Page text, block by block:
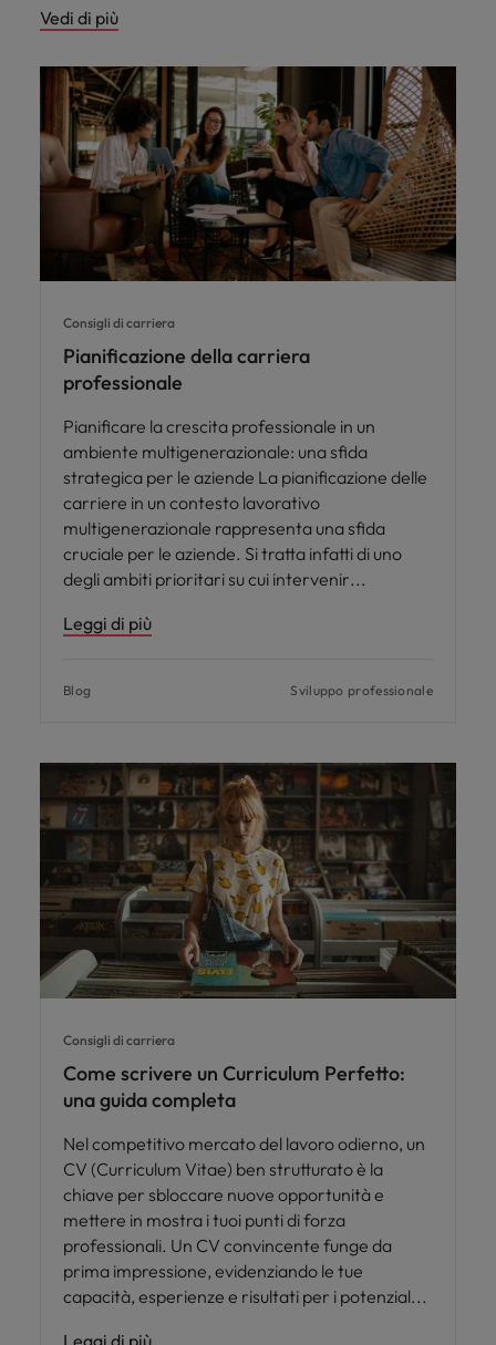
Vedi di più
Consigli di carriera
Pianificazione della carriera
professionale
Pianificare la crescita professionale in un
ambiente multigenerazionale: una sfida
strategica per le aziende La pianificazione delle
carriere in un contesto lavorativo
multigenerazionale rappresenta una sfida
cruciale per le aziende. Si tratta infatti di uno
degli ambiti prioritari su cui intervenir
Leggi di più
Blog Sviluppo professionale
Consigli di carriera
Come scrivere un Curriculum Perfetto:
una guida completa
Nel competitivo mercato del lavoro odierno, un
CV (Curriculum Vitae) ben strutturato è la
chiave per sbloccare nuove opportunità e
mettere in mostra i tuoi punti di forza
professionali. Un CV convincente funge da
prima impressione, evidenziando le tue
capacità, esperienze e risultati per i potenzial
Leggi di più